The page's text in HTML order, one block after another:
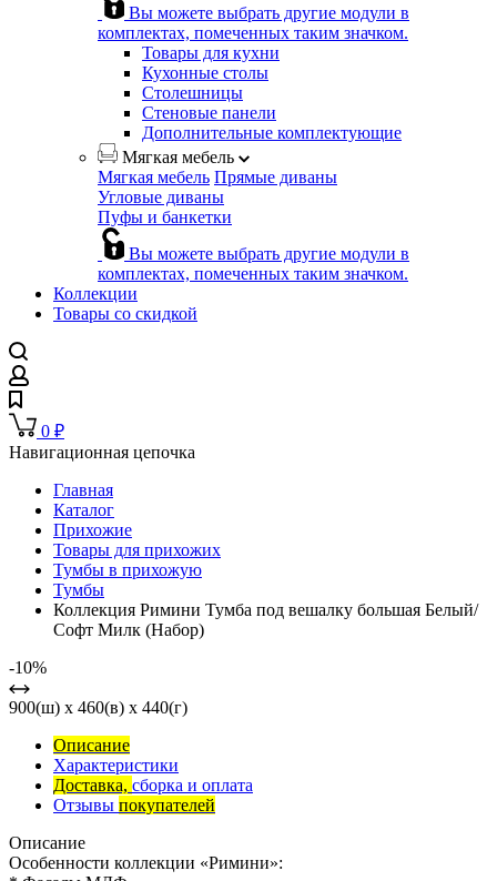
Вы можете выбрать другие модули в
комплектах, помеченных таким значком.
Товары для кухни
Кухонные столы
Столешницы
Стеновые панели
Дополнительные комплектующие
Мягкая мебель
Мягкая мебель Прямые диваны
Угловые диваны
Пуфы и банкетки
Вы можете выбрать другие модули в
комплектах, помеченных таким значком.
Коллекции
Товары со скидкой
0 ₽
Навигационная цепочка
Главная
Каталог
Прихожие
Товары для прихожих
Тумбы в прихожую
Тумбы
Коллекция Римини Тумба под вешалку большая Белый/
Софт Милк (Набор)
-10%
900(ш) x 460(в) x 440(г)
Описание
Характеристики
Доставка, сборка и оплата
Отзывы покупателей
Описание
Особенности коллекции «Римини»: